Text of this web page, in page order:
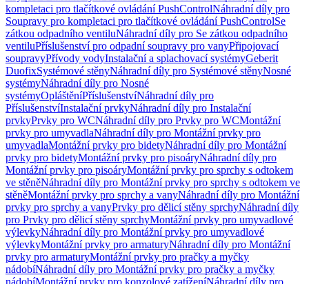
kompletaci pro tlačítkové ovládání PushControlNáhradní díly pro
Soupravy pro kompletaci pro tlačítkové ovládání PushControlSe
zátkou odpadního ventiluNáhradní díly pro Se zátkou odpadního
ventiluPříslušenství pro odpadní soupravy pro vanyPřipojovací
soupravyPřívody vodyInstalační a splachovací systémyGeberit
DuofixSystémové stěnyNáhradní díly pro Systémové stěnyNosné
systémyNáhradní díly pro Nosné
systémyOpláštěníPříslušenstvíNáhradní díly pro
PříslušenstvíInstalační prvkyNáhradní díly pro Instalační
prvkyPrvky pro WCNáhradní díly pro Prvky pro WCMontážní
prvky pro umyvadlaNáhradní díly pro Montážní prvky pro
umyvadlaMontážní prvky pro bidetyNáhradní díly pro Montážní
prvky pro bidetyMontážní prvky pro pisoáryNáhradní díly pro
Montážní prvky pro pisoáryMontážní prvky pro sprchy s odtokem
ve stěněNáhradní díly pro Montážní prvky pro sprchy s odtokem ve
stěněMontážní prvky pro sprchy a vanyNáhradní díly pro Montážní
prvky pro sprchy a vanyPrvky pro dělicí stěny sprchyNáhradní díly
pro Prvky pro dělicí stěny sprchyMontážní prvky pro umyvadlové
výlevkyNáhradní díly pro Montážní prvky pro umyvadlové
výlevkyMontážní prvky pro armaturyNáhradní díly pro Montážní
prvky pro armaturyMontážní prvky pro pračky a myčky
nádobíNáhradní díly pro Montážní prvky pro pračky a myčky
nádobíMontážní prvky pro konzolové zatíženíNáhradní díly pro